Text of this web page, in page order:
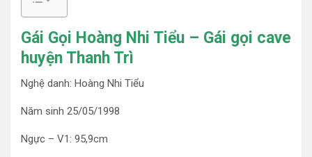
Gái Gọi Hoàng Nhi Tiểu – Gái gọi cave
huyện Thanh Trì
Nghệ danh: Hoàng Nhi Tiểu
Năm sinh 25/05/1998
Ngực – V1: 95,9cm